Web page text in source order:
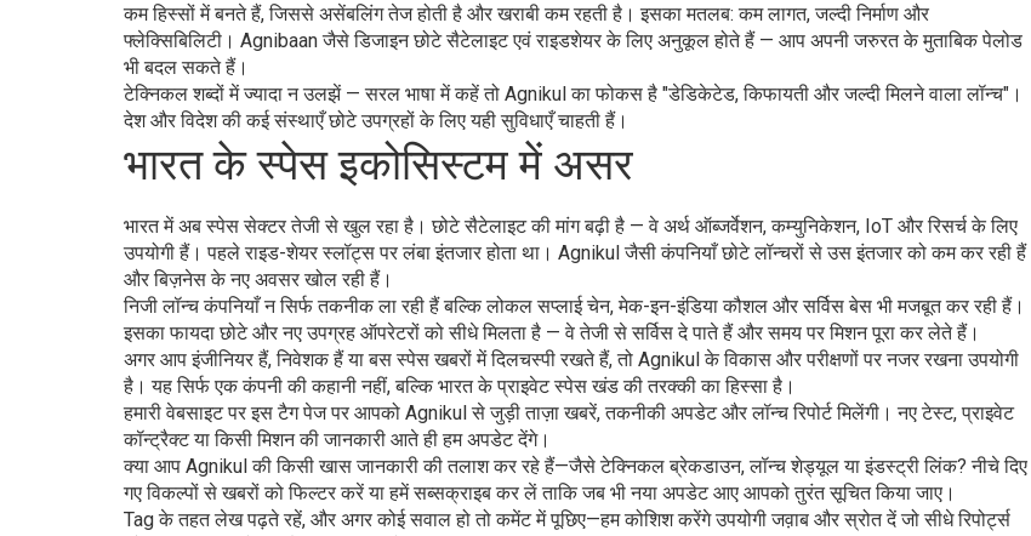
कम हिस्सों में बनते हैं, जिससे असेंबलिंग तेज होती है और खराबी कम रहती है। इसका मतलब: कम लागत, जल्दी निर्माण और
फ्लेक्सिबिलिटी। Agnibaan जैसे डिजाइन छोटे सैटेलाइट एवं राइडशेयर के लिए अनुकूल होते हैं — आप अपनी जरुरत के मुताबिक पेलोड
भी बदल सकते हैं।
टेक्निकल शब्दों में ज्यादा न उलझें — सरल भाषा में कहें तो Agnikul का फोकस है "डेडिकेटेड, किफायती और जल्दी मिलने वाला लॉन्च"।
देश और विदेश की कई संस्थाएँ छोटे उपग्रहों के लिए यही सुविधाएँ चाहती हैं।
भारत के स्पेस इकोसिस्टम में असर
भारत में अब स्पेस सेक्टर तेजी से खुल रहा है। छोटे सैटेलाइट की मांग बढ़ी है — वे अर्थ ऑब्जर्वेशन, कम्युनिकेशन, IoT और रिसर्च के लिए
उपयोगी हैं। पहले राइड-शेयर स्लॉट्स पर लंबा इंतजार होता था। Agnikul जैसी कंपनियाँ छोटे लॉन्चरों से उस इंतजार को कम कर रही हैं
और बिज़नेस के नए अवसर खोल रही हैं।
निजी लॉन्च कंपनियाँ न सिर्फ तकनीक ला रही हैं बल्कि लोकल सप्लाई चेन, मेक-इन-इंडिया कौशल और सर्विस बेस भी मजबूत कर रही हैं।
इसका फायदा छोटे और नए उपग्रह ऑपरेटरों को सीधे मिलता है — वे तेजी से सर्विस दे पाते हैं और समय पर मिशन पूरा कर लेते हैं।
अगर आप इंजीनियर हैं, निवेशक हैं या बस स्पेस खबरों में दिलचस्पी रखते हैं, तो Agnikul के विकास और परीक्षणों पर नजर रखना उपयोगी
है। यह सिर्फ एक कंपनी की कहानी नहीं, बल्कि भारत के प्राइवेट स्पेस खंड की तरक्की का हिस्सा है।
हमारी वेबसाइट पर इस टैग पेज पर आपको Agnikul से जुड़ी ताज़ा खबरें, तकनीकी अपडेट और लॉन्च रिपोर्ट मिलेंगी। नए टेस्ट, प्राइवेट
कॉन्ट्रैक्ट या किसी मिशन की जानकारी आते ही हम अपडेट देंगे।
क्या आप Agnikul की किसी खास जानकारी की तलाश कर रहे हैं—जैसे टेक्निकल ब्रेकडाउन, लॉन्च शेड्यूल या इंडस्ट्री लिंक? नीचे दिए
गए विकल्पों से खबरों को फिल्टर करें या हमें सब्सक्राइब कर लें ताकि जब भी नया अपडेट आए आपको तुरंत सूचित किया जाए।
Tag के तहत लेख पढ़ते रहें, और अगर कोई सवाल हो तो कमेंट में पूछिए—हम कोशिश करेंगे उपयोगी जव़ाब और स्रोत दें जो सीधे रिपोर्ट्स